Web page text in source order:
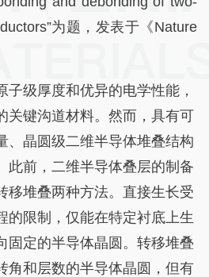
为题，发表于《Nature
子级厚度和优异的电学性能，
关键沟道材料。然而，具有可
、晶圆级二维半导体堆叠结构
此前，二维半导体叠层的制备
移堆叠两种方法。直接生长受
的限制，仅能在特定衬底上生
固定的半导体晶圆。转移堆叠
角和层数的半导体晶圆，但有